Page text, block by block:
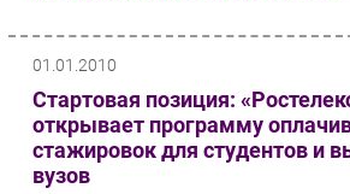
01.01.2010
Стартовая позиция:
открывает программу
стажировок для студентов и
вузов